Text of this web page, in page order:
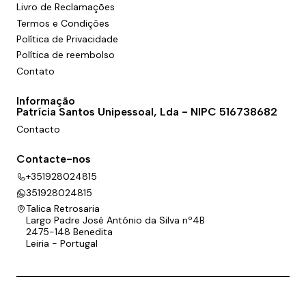
Livro de Reclamações
Termos e Condições
Política de Privacidade
Política de reembolso
Contato
Informação
Patrícia Santos Unipessoal, Lda - NIPC 516738682
Contacto
Contacte-nos
+351928024815
351928024815
Talica Retrosaria
Largo Padre José António da Silva nº4B
2475-148 Benedita
Leiria - Portugal